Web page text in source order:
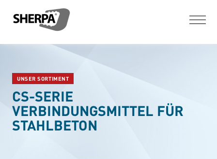
UNSER SORTIMENT
CS-SERIE
VERBINDUNGSMITTEL FÜR
STAHLBETON